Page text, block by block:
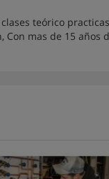
teórico
mas de 15 años